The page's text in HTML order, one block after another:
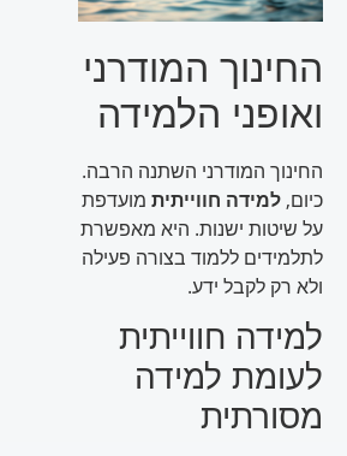
החינוך המודרני
ואופני הלמידה
החינוך המודרני השתנה הרבה.
כיום,למידה חווייתיתמועדפת
על שיטות ישנות. היא מאפשרת
לתלמידים ללמוד בצורה פעילה
ולא רק לקבל ידע.
למידה חווייתית
לעומת למידה
מסורתית